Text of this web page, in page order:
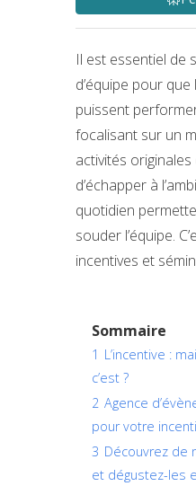
Il est essentiel de
d’équipe pour
puissent
focalisant sur un
activités
d’échapper à
quotidien
souder l’équipe.
incentives et
Sommaire
1 L’incentive :
c’est ?
2 Agence
pour votre
3 Découvrez de
et dégustez-les